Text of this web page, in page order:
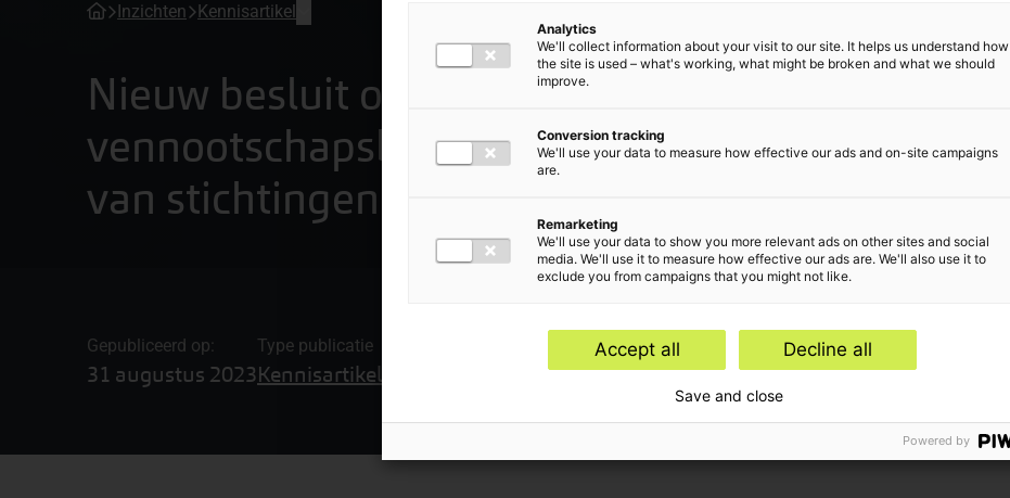
Inzichten Kennisartikel
Nieuw besluit over
vennootschapsbelastingplicht
van stichtingen en verenigingen
Gepubliceerd op:
31 augustus 2023
Type publicatie
Kennisartikel Advisering Vennootschapsbelasting
Analytics
We'll collect information about your visit to our site. It helps us understand how
the site is used – what's working, what might be broken and what we should
improve.
Conversion tracking
We'll use your data to measure how effective our ads and on-site campaigns
are.
Remarketing
We'll use your data to show you more relevant ads on other sites and social
media. We'll use it to measure how effective our ads are. We'll also use it to
exclude you from campaigns that you might not like.
Accept all Decline all
Save and close
Powered by